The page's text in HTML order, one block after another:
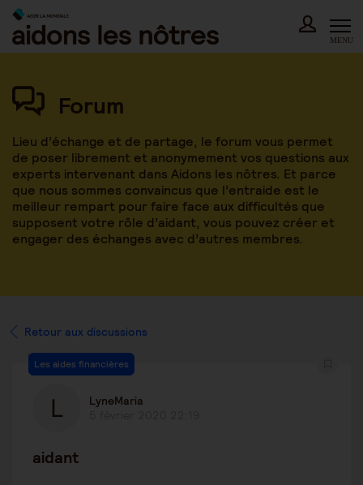
Skip
content
MENU
Forum
Lieu d’échange et de partage, le forum vous permet
de poser librement et anonymement vos questions aux
experts intervenant dans Aidons les nôtres. Et parce
que nous sommes convaincus que l’entraide est le
meilleur rempart pour faire face aux difficultés que
supposent votre rôle d’aidant, vous pouvez créer et
engager des échanges avec d’autres membres.
Retour aux discussions
Les aides financières
LyneMaria
aidant